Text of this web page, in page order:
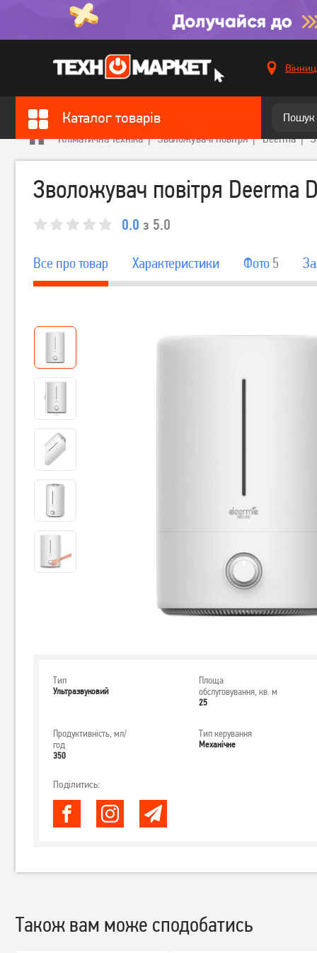
Каталог товарів
Кліматична техніка Зволожувачі повітря Deerma
Зволожувач повітря Deerma
0.0 з 5.0
Все про товар Характеристики Фото 5
Тип
Ультразвуковий
Площа
обслуговування, кв. м
25
Продуктивність, мл/
год
350
Тип керування
Механічне
Поділитись:
Також вам може сподобатись